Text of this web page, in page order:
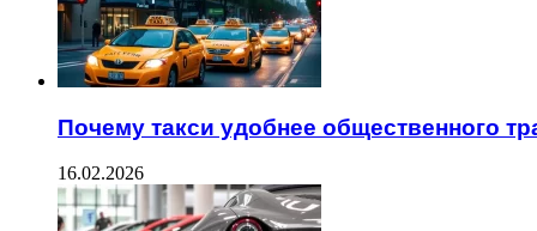
Почему такси удобнее общественного
16.02.2026